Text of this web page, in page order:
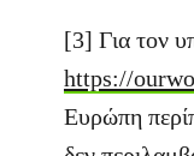
[3] Για τον
https://
Ευρώπη